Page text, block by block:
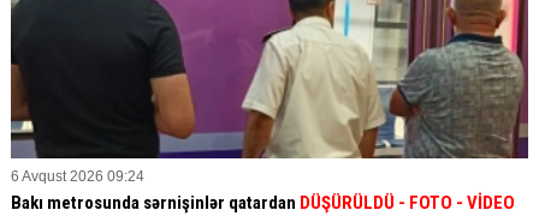
6 Avqust 2026 09:24
Bakı metrosunda sərnişinlər qatardan DÜŞÜRÜLDÜ - FOTO - VİDEO